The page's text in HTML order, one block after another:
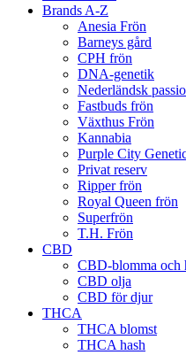
Brands A-Z
Anesia Frön
Barneys gård
CPH frön
DNA-genetik
Nederländsk
Fastbuds frön
Växthus Frön
Kannabia
Purple City
Privat reserv
Ripper frön
Royal Queen frön
Superfrön
T.H. Frön
CBD
CBD-blomma och
CBD olja
CBD för djur
THCA
THCA blomst
THCA hash